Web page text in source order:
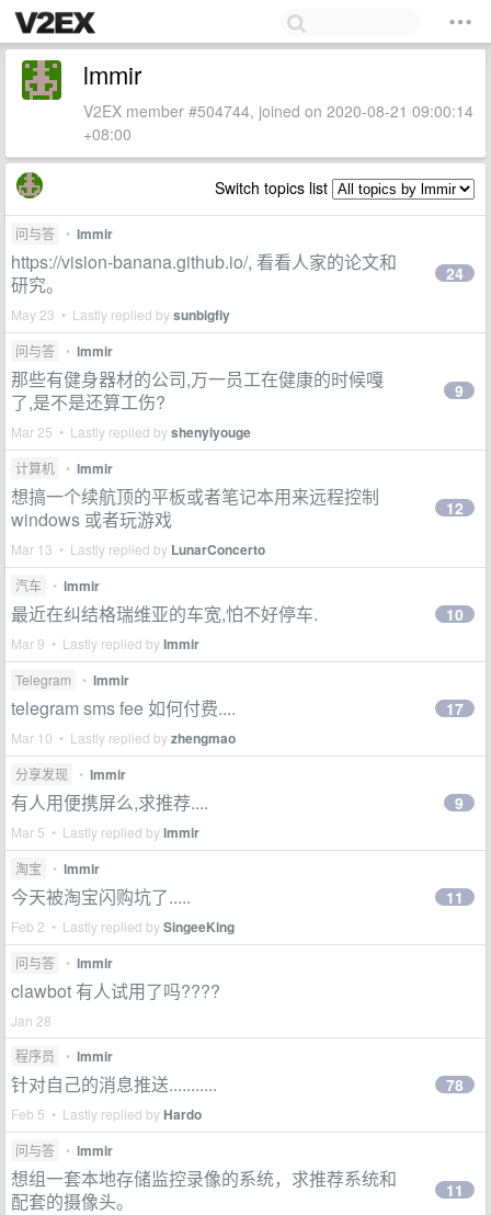
lmmir
V2EX member #504744, joined on 2020-08-21 09:00:14
+08:00
Switch topics list
问与答 • lmmir
https://vision-banana.github.io/, 看看人家的论文和
研究。
May 23 • Lastly replied bysunbigfly
24
问与答 • lmmir
那些有健身器材的公司,万一员工在健康的时候嘎
了,是不是还算工伤?
Mar 25 • Lastly replied byshenyiyouge
9
计算机 • lmmir
想搞一个续航顶的平板或者笔记本用来远程控制
windows 或者玩游戏
Mar 13 • Lastly replied by LunarConcerto
12
汽车 • lmmir
最近在纠结格瑞维亚的车宽,怕不好停车.
Mar 9 • Lastly replied bylmmir
10
Telegram • lmmir
telegram sms fee 如何付费....
Mar 10 • Lastly replied byzhengmao
17
分享发现 • lmmir
有人用便携屏么,求推荐....
Mar 5 • Lastly replied bylmmir
9
淘宝 • lmmir
今天被淘宝闪购坑了.....
Feb 2 • Lastly replied bySingeeKing
11
问与答 • lmmir
clawbot 有人试用了吗????
Jan 28
程序员
• lmmir
针对自己的消息推送...........
Feb 5 • Lastly replied byHardo
78
问与答 • lmmir
想组一套本地存储监控录像的系统，求推荐系统和
配套的摄像头。
11